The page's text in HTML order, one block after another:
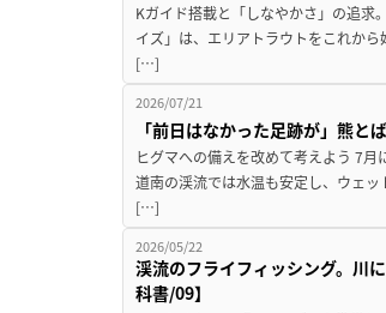
Kガイド搭載と「しなやかさ」の追求
イズ」は、エリアトラウトをこれか
[…]
2026/07/21
「前日はなかった足跡が」熊
ヒグマへの備えを改めて考えよう 7
道南の渓流では水温も安定し、ウェ
[…]
2026/05/22
渓流のフライフィッシング。川
科書/09】